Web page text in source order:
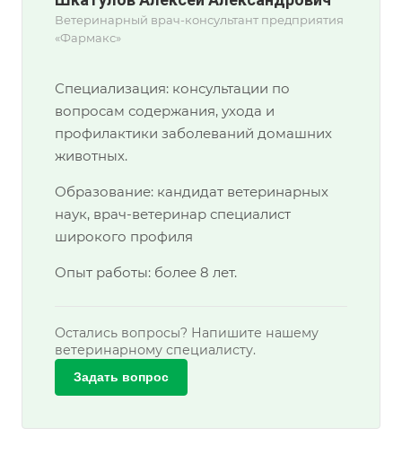
Ветеринарный врач-консультант предприятия
«Фармакс»
Специализация: консультации по
вопросам содержания, ухода и
профилактики заболеваний домашних
животных.
Образование: кандидат ветеринарных
наук, врач-ветеринар специалист
широкого профиля
Опыт работы: более 8 лет.
Остались вопросы? Напишите нашему
ветеринарному специалисту.
Задать вопрос